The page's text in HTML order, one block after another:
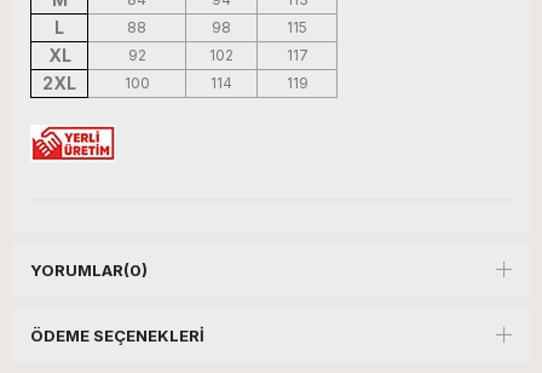
L 88 98 115
XL 92 102 117
2XL 100 114 119
YORUMLAR(0)
ÖDEME SEÇENEKLERI